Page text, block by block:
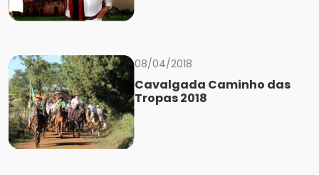
08/04/2018
Cavalgada Caminho das
Tropas 2018